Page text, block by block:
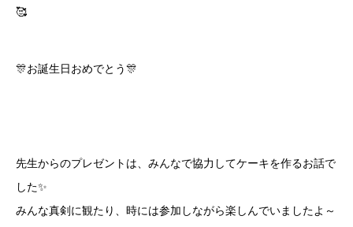
🥰
🎊お誕生日おめでとう🎊
先生からのプレゼントは、みんなで協力してケーキを作るお話で
した✨
みんな真剣に観たり、時には参加しながら楽しんでいましたよ～